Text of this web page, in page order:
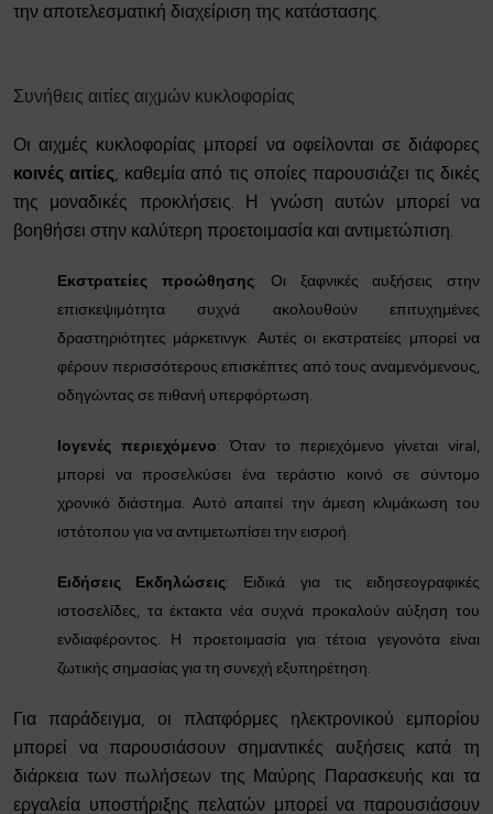
την αποτελεσματική διαχείριση της κατάστασης.
Συνήθεις αιτίες αιχμών κυκλοφορίας
Οι αιχμές κυκλοφορίας μπορεί να οφείλονται σε διάφορες
κοινές αιτίες, καθεμία από τις οποίες παρουσιάζει τις δικές
της μοναδικές προκλήσεις. Η γνώση αυτών μπορεί να
βοηθήσει στην καλύτερη προετοιμασία και αντιμετώπιση.
Εκστρατείες προώθησης: Οι ξαφνικές αυξήσεις στην
επισκεψιμότητα συχνά ακολουθούν επιτυχημένες
δραστηριότητες μάρκετινγκ. Αυτές οι εκστρατείες μπορεί να
φέρουν περισσότερους επισκέπτες από τους αναμενόμενους,
οδηγώντας σε πιθανή υπερφόρτωση.
Ιογενές περιεχόμενο: Όταν το περιεχόμενο γίνεται viral,
μπορεί να προσελκύσει ένα τεράστιο κοινό σε σύντομο
χρονικό διάστημα. Αυτό απαιτεί την άμεση κλιμάκωση του
ιστότοπου για να αντιμετωπίσει την εισροή.
Ειδήσεις Εκδηλώσεις: Ειδικά για τις ειδησεογραφικές
ιστοσελίδες, τα έκτακτα νέα συχνά προκαλούν αύξηση του
ενδιαφέροντος. Η προετοιμασία για τέτοια γεγονότα είναι
ζωτικής σημασίας για τη συνεχή εξυπηρέτηση.
Για παράδειγμα, οι πλατφόρμες ηλεκτρονικού εμπορίου
μπορεί να παρουσιάσουν σημαντικές αυξήσεις κατά τη
διάρκεια των πωλήσεων της Μαύρης Παρασκευής και τα
εργαλεία υποστήριξης πελατών μπορεί να παρουσιάσουν